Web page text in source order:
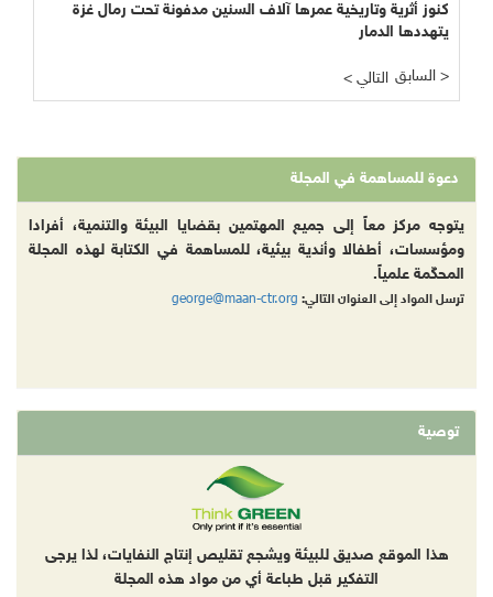
كنوز أثرية وتاريخية عمرها آلاف السنين مدفونة تحت رمال غزة
يتهددها الدمار
< التالي السابق >
دعوة للمساهمة في المجلة
يتوجه مركز معاً إلى جميع المهتمين بقضايا البيئة والتنمية، أفرادا
ومؤسسات، أطفالا وأندية بيئية، للمساهمة في الكتابة لهذه المجلة
المحكّمة علمياً.
ترسل المواد إلى العنوان التالي: george@maan-ctr.org
توصية
هذا الموقع صديق للبيئة ويشجع تقليص إنتاج النفايات، لذا يرجى
التفكير قبل طباعة أي من مواد هذه المجلة